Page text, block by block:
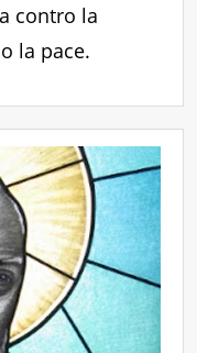
contro la
la pace.